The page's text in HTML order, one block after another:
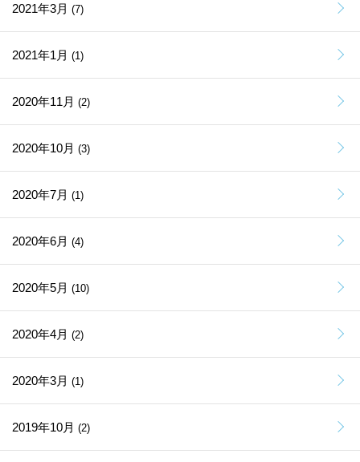
2021年3月 (7)
2021年1月 (1)
2020年11月 (2)
2020年10月 (3)
2020年7月 (1)
2020年6月 (4)
2020年5月 (10)
2020年4月 (2)
2020年3月 (1)
2019年10月 (2)